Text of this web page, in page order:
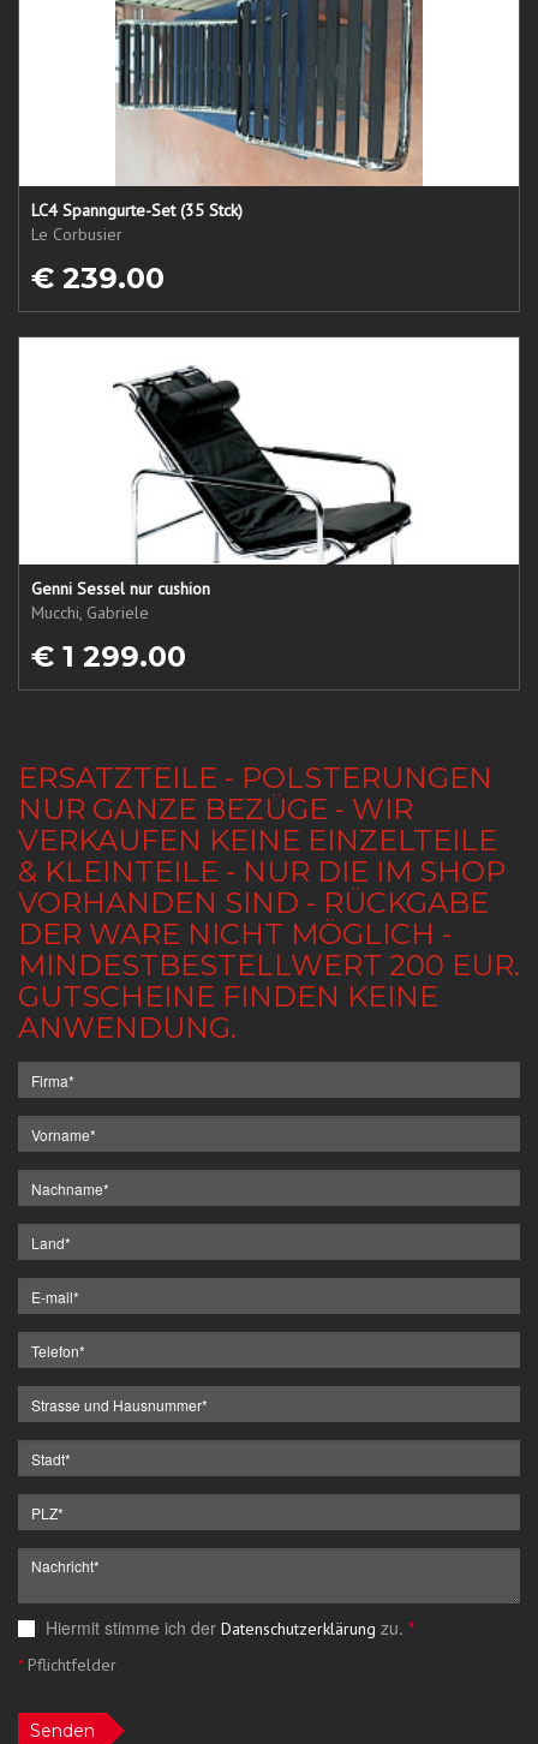
LC4 Spanngurte-Set (35 Stck)
Le Corbusier
€ 239.00
Genni Sessel nur cushion
Mucchi, Gabriele
€ 1 299.00
ERSATZTEILE - POLSTERUNGEN
NUR GANZE BEZÜGE - WIR
VERKAUFEN KEINE EINZELTEILE
& KLEINTEILE - NUR DIE IM SHOP
VORHANDEN SIND - RÜCKGABE
DER WARE NICHT MÖGLICH -
MINDESTBESTELLWERT 200 EUR.
GUTSCHEINE FINDEN KEINE
ANWENDUNG.
Hiermit stimme ich der Datenschutzerklärung zu. *
*Pflichtfelder
Senden